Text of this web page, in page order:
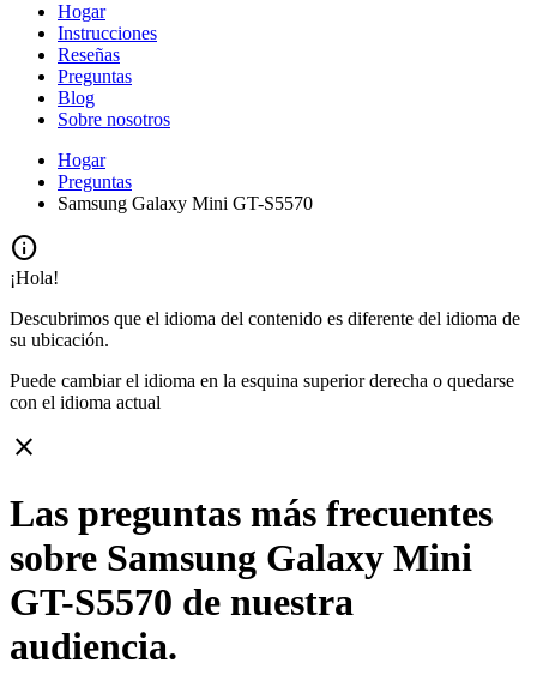
Hogar
Instrucciones
Reseñas
Preguntas
Blog
Sobre nosotros
Hogar
Preguntas
Samsung Galaxy Mini GT-S5570
info
¡Hola!
Descubrimos que el idioma del contenido es diferente del idioma de
su ubicación.
Puede cambiar el idioma en la esquina superior derecha o quedarse
con el idioma actual
close
Las preguntas más frecuentes
sobre Samsung Galaxy Mini
GT-S5570 de nuestra
audiencia.